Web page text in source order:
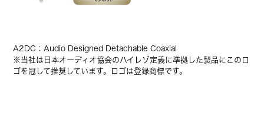
A2DC：Audio Designed Detachable Coaxial
※当社は日本オーディオ協会のハイレゾ定義に準拠した製品にこのロ
ゴを冠して推奨しています。ロゴは登録商標です。